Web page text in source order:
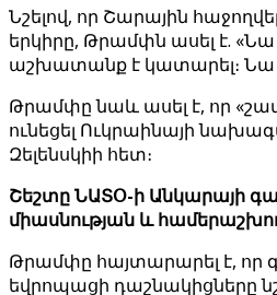
Նշելով, որ Շարային
երկիրը, Թրամփն ասել է.
աշխատանք է կատարել։ Նա
Թրամփը նաև ասել է, որ
ունեցել Ուկրաինայի
Զելենսկիի հետ։
Շեշտը ՆԱՏՕ-ի Անկարայի
միասնության և
Թրամփը հայտարարել է, որ
եվրոպացի դաշնակիցները